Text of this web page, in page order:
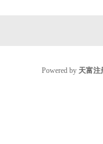
Powered by 天富注